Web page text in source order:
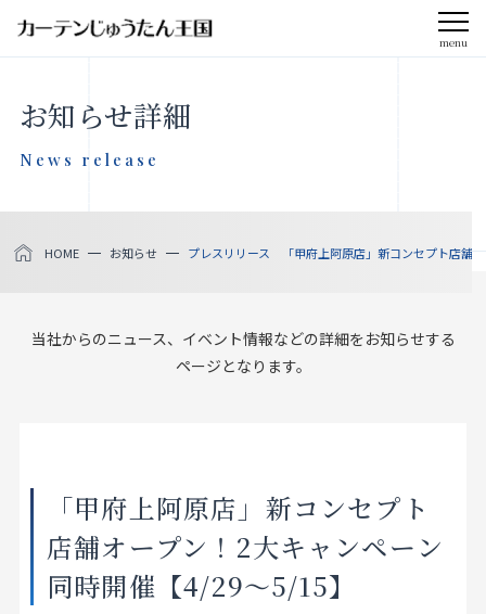
menu
お知らせ
採用情報
店舗をさがす
私たちのこだわり
お知らせ詳細
News release
HOME お知らせ プレスリリース 「甲府上阿原店」新コンセプト店舗
当社からのニュース、イベント情報などの詳細をお知らせする
ページとなります。
「甲府上阿原店」新コンセプト
店舗オープン！2大キャンペーン
同時開催【4/29～5/15】